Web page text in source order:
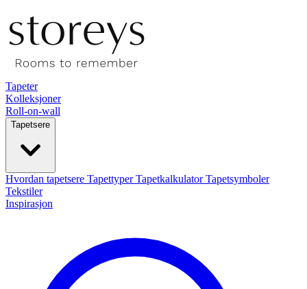
Tapeter
Kolleksjoner
Roll-on-wall
Tapetsere
Hvordan tapetsere TapettyperTapetkalkulatorTapetsymboler
Tekstiler
Inspirasjon